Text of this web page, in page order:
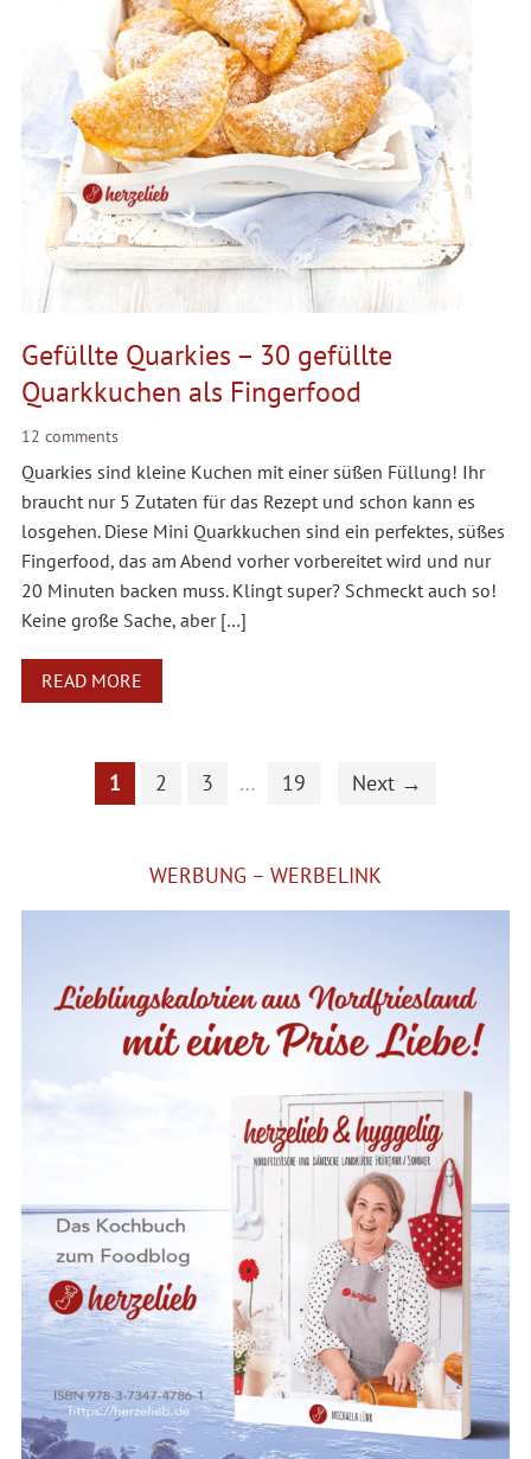
Gefüllte Quarkies – 30 gefüllte
Quarkkuchen als Fingerfood
12 comments
Quarkies sind kleine Kuchen mit einer süßen Füllung! Ihr
braucht nur 5 Zutaten für das Rezept und schon kann es
losgehen. Diese Mini Quarkkuchen sind ein perfektes, süßes
Fingerfood, das am Abend vorher vorbereitet wird und nur
20 Minuten backen muss. Klingt super? Schmeckt auch so!
Keine große Sache, aber […]
READ MORE
1 2 3 … 19 Next →
WERBUNG – WERBELINK